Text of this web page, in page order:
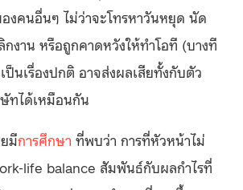
องคนอื่นๆ ไม่ว่าจะโทรหาวันหยุด นัด
กงาน หรือถูกคาดหวังให้ทำโอที (บางที
ป็นเรื่องปกติ อาจส่งผลเสียทั้งกับตัว
ทได้เหมือนกัน
มีการศึกษา ที่พบว่า การที่หัวหน้าไม่
life balance สัมพันธ์กับผลกำไรที่